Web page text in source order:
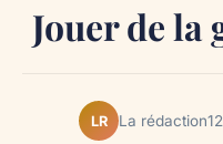
Jouer de la
LR La rédaction